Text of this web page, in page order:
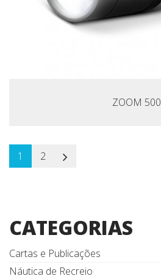
ZOOM 500
1 2
CATEGORIAS
Cartas e Publicações
Náutica de Recreio